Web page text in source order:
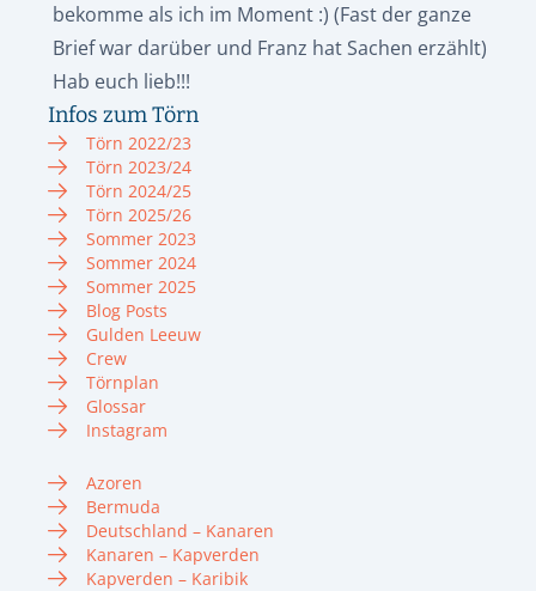
bekomme als ich im Moment :) (Fast der ganze
Brief war darüber und Franz hat Sachen erzählt)
Hab euch lieb!!!
Infos zum Törn
Törn 2022/23
Törn 2023/24
Törn 2024/25
Törn 2025/26
Sommer 2023
Sommer 2024
Sommer 2025
Blog Posts
Gulden Leeuw
Crew
Törnplan
Glossar
Instagram
Azoren
Bermuda
Deutschland – Kanaren
Kanaren – Kapverden
Kapverden – Karibik